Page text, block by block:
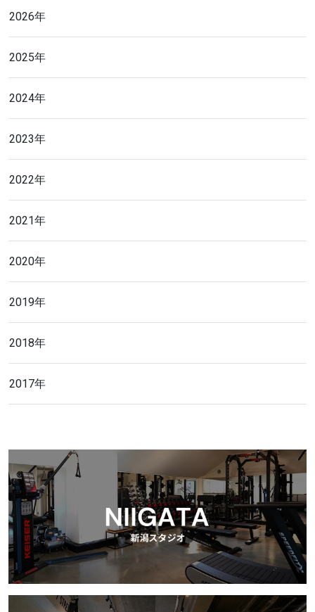
2026年
2025年
2024年
2023年
2022年
2021年
2020年
2019年
2018年
2017年